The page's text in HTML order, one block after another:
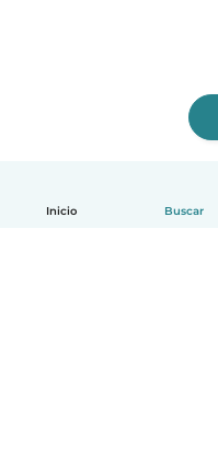
Inicio Buscar